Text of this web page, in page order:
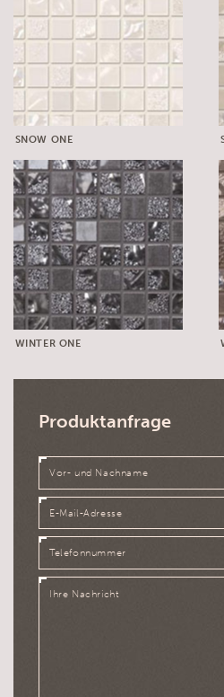
SNOW ONE
WINTER ONE
Produktanfrage